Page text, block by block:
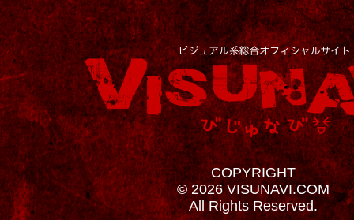
COPYRIGHT
© 2026 VISUNAVI.COM
All Rights Reserved.